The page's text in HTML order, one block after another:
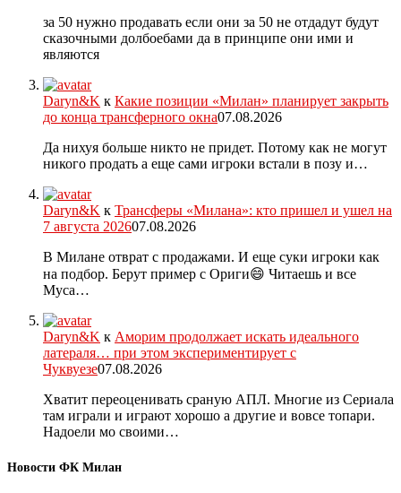
за 50 нужно продавать если они за 50 не отдадут будут
сказочными долбоебами да в принципе они ими и
являются
Daryn&K к Какие позиции «Милан» планирует закрыть
до конца трансферного окна07.08.2026
Да нихуя больше никто не придет. Потому как не могут
никого продать а еще сами игроки встали в позу и…
Daryn&K к Трансферы «Милана»: кто пришел и ушел на
7 августа 202607.08.2026
В Милане отврат с продажами. И еще суки игроки как
на подбор. Берут пример с Ориги😄 Читаешь и все
Муса…
Daryn&K к Аморим продолжает искать идеального
латераля… при этом экспериментирует с
Чуквуезе07.08.2026
Хватит переоценивать сраную АПЛ. Многие из Сериала
там играли и играют хорошо а другие и вовсе топари.
Надоели мо своими…
Новости ФК Милан